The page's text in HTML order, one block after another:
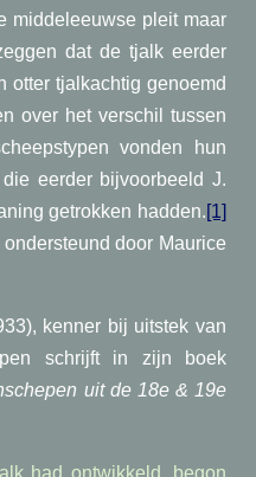
middeleeuwse pleit maar
dat de tjalk eerder
otter tjalkachtig genoemd
over het verschil tussen
vonden hun
eerder bijvoorbeeld J.
getrokken hadden.[1]
door Maurice
kenner bij uitstek van
schrijft in zijn boek
uit de 18e & 19e